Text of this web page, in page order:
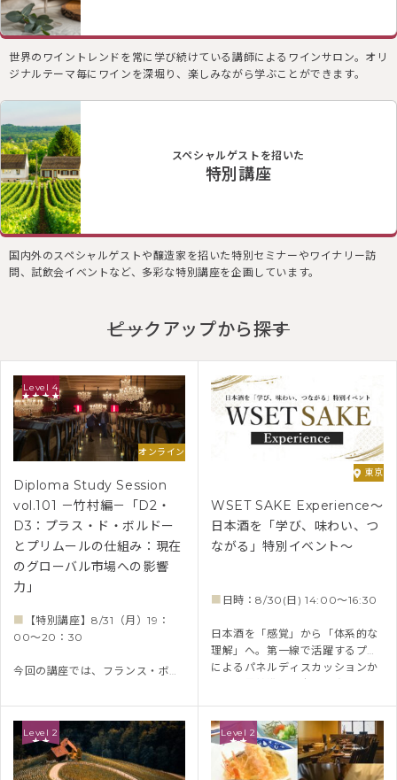
世界のワイントレンドを常に学び続けている講師によるワインサロン。オリ
ジナルテーマ毎にワインを深堀り、楽しみながら学ぶことができます。
スペシャルゲストを招いた
特別講座
国内外のスペシャルゲストや醸造家を招いた特別セミナーやワイナリー訪
問、試飲会イベントなど、多彩な特別講座を企画しています。
ピックアップから探す
Level 4
オンライン
Diploma Study Session
vol.101 －竹村編－「D2・
D3：プラス・ド・ボルドー
とプリムールの仕組み：現在
のグローバル市場への影響
力」
【特別講座】8/31（月）19：
00～20：30
今回の講座では、フランス・ボル
に学びます。D2頻出の「プラス・
ド・ボルドー」や「プリムール」
を起点に、グローバル市場におけ
る評価や将来性まで考察。ワイン
インポーターのバイヤー、ボルド
東京
WSET SAKE Experience～
日本酒を「学び、味わい、つ
ながる」特別イベント～
■ 日時：8/30(日) 14:00～16:30
日本酒を「感覚」から「体系的な
理解」へ。第一線で活躍するプロ
によるパネルディスカッションか
み比べ、日本酒の多様性と魅力に
触れながら、理解を深める特別な
機会。
Level 2 Level 2